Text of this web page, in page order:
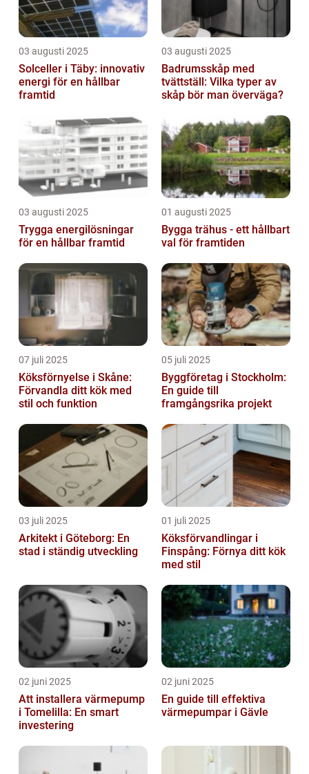
03 augusti 2025
Solceller i Täby: innovativ
energi för en hållbar
framtid
03 augusti 2025
Badrumsskåp med
tvättställ: Vilka typer av
skåp bör man överväga?
03 augusti 2025
Trygga energilösningar
för en hållbar framtid
01 augusti 2025
Bygga trähus - ett hållbart
val för framtiden
07 juli 2025
Köksförnyelse i Skåne:
Förvandla ditt kök med
stil och funktion
05 juli 2025
Byggföretag i Stockholm:
En guide till
framgångsrika projekt
03 juli 2025
Arkitekt i Göteborg: En
stad i ständig utveckling
01 juli 2025
Köksförvandlingar i
Finspång: Förnya ditt kök
med stil
02 juni 2025
Att installera värmepump
i Tomelilla: En smart
investering
02 juni 2025
En guide till effektiva
värmepumpar i Gävle